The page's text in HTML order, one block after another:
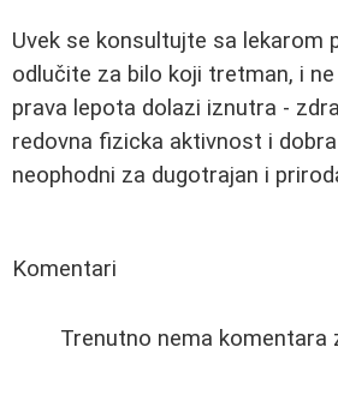
Uvek se konsultujte sa lekarom
odlučite za bilo koji tretman, i
prava lepota dolazi iznutra -
redovna fizicka aktivnost i
neophodni za dugotrajan i
Komentari
Trenutno nema komentara